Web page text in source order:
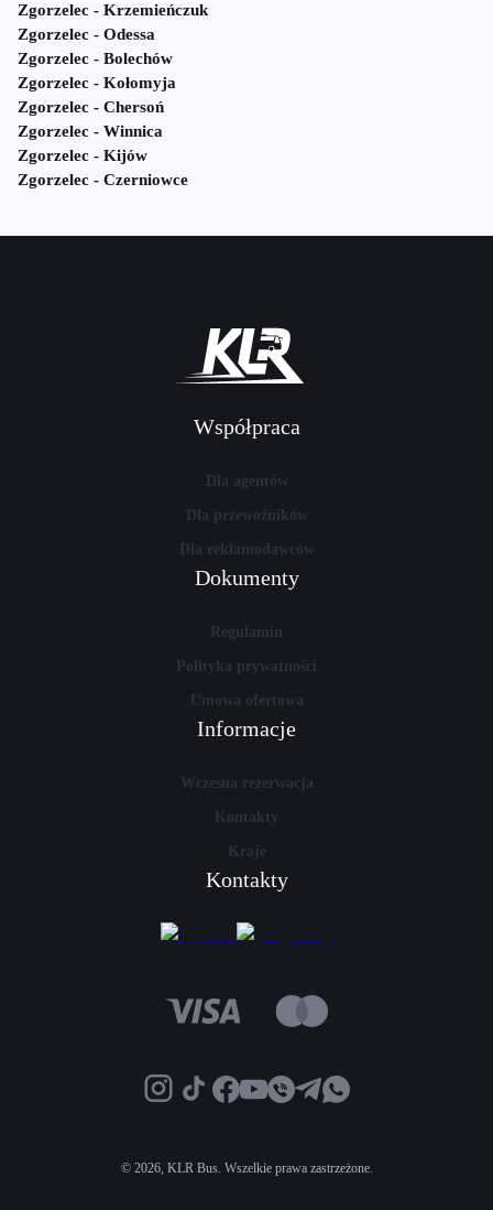
Zgorzelec - Krzemieńczuk
Zgorzelec - Odessa
Zgorzelec - Bolechów
Zgorzelec - Kołomyja
Zgorzelec - Chersoń
Zgorzelec - Winnica
Zgorzelec - Kijów
Zgorzelec - Czerniowce
Współpraca
Dla agentów
Dla przewoźników
Dla reklamodawców
Dokumenty
Regulamin
Polityka prywatności
Umowa ofertowa
Informacje
Wczesna rezerwacja
Kontakty
Kraje
Kontakty
© 2026, KLR Bus. Wszelkie prawa zastrzeżone.